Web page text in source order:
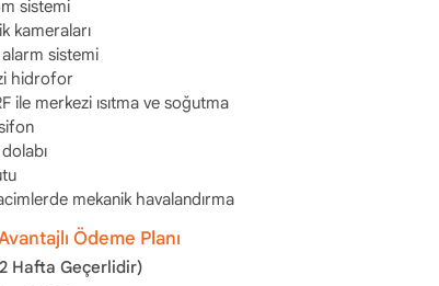
sistemi
kameraları
alarm sistemi
hidrofor
ile merkezi ısıtma ve soğutma
mekanik havalandırma
Ödeme Planı
Hafta Geçerlidir)